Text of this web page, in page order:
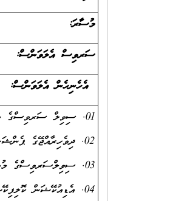
މުސާރަ:
ސަރވިސް އެލަވަންސް:
އެހެނިހެން އެލަވަންސް:
01. ސިވިލް ސަރވިސްގެ މުވައްޒަފުންނަށް ހަމަޖެހިފައިވާ އުސޫލުން ބޭސްފަރުވާގެ ޚިދުމަތް.
02. ދިވެހިރާއްޖޭގެ ޕެންޝަނާބެހޭ ޤާނޫނުގެ ދަށުން ލިބިދެވޭ ޕެންޝަން ކޮންޓްރިބިއުޝަން.
03. ސިވިލްސަރވިސްގެ މުވައްޒަފުންނަށް ހަމަޖެހިފައިވާ އުސޫލުން އިތުރުގަޑީގެ ފައިސާ.
04. އެޑިއުކޭޝަން ކޮލިފިކޭޝަން އެލަވަންސް: